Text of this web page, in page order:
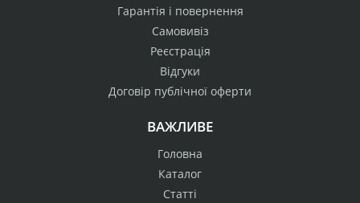
Гарантія і повернення
Самовивіз
Реєстрація
Відгуки
Договір публічної оферти
ВАЖЛИВЕ
Головна
Каталог
Статті